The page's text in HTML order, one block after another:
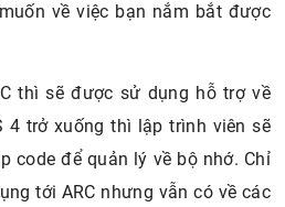
về việc bạn nắm bắt được
thì sẽ được sử dụng hỗ trợ về
4 trở xuống thì lập trình viên sẽ
code để quản lý về bộ nhớ. Chỉ
tới ARC nhưng vẫn có về các